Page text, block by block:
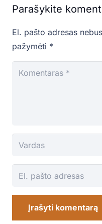
Parašykite
El. pašto adresas
pažymėti *
Įrašyti komentarą